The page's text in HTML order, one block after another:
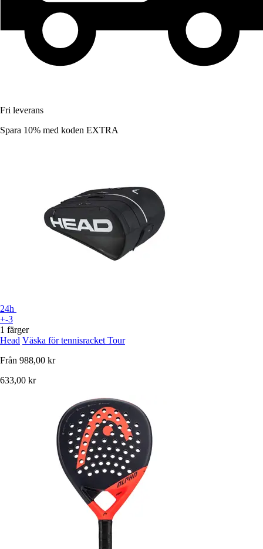
Fri leverans
Spara 10% med koden EXTRA
24h
+-3
1 färger
Head Väska för tennisracket Tour
Från 988,00 kr
633,00 kr